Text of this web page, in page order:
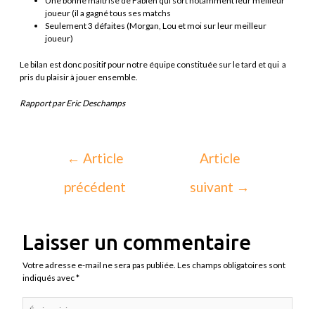
joueur (il a gagné tous ses matchs
Seulement 3 défaites (Morgan, Lou et moi sur leur meilleur
joueur)
Le bilan est donc positif pour notre équipe constituée sur le tard et qui a
pris du plaisir à jouer ensemble.
Rapport par Eric Deschamps
← Article
précédent
Article
suivant →
Laisser un commentaire
Votre adresse e-mail ne sera pas publiée. Les champs obligatoires sont
indiqués avec*